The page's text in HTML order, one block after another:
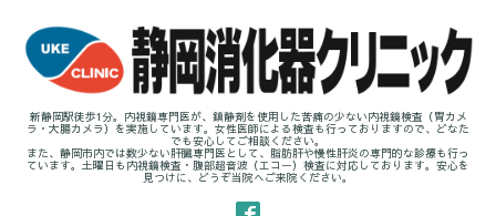
新静岡駅徒歩1分。内視鏡専門医が、鎮静剤を使用した苦痛の少ない内視鏡検査（胃カメ
ラ・大腸カメラ）を実施しています。女性医師による検査も行っておりますので、どなた
でも安心してご相談ください。
また、静岡市内では数少ない肝臓専門医として、脂肪肝や慢性肝炎の専門的な診療も行っ
ています。土曜日も内視鏡検査・腹部超音波（エコー）検査に対応しております。安心を
見つけに、どうぞ当院へご来院ください。